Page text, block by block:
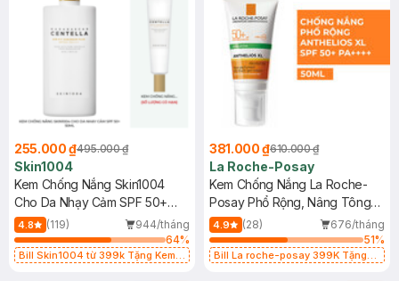
255.000 ₫495.000 ₫
Skin1004
Kem Chống Nắng Skin1004
Cho Da Nhạy Cảm SPF 50+
50ml
4.8 (119)
944/tháng
64%
Bill Skin1004 từ 399k Tặng Kem
381.000 ₫610.000 ₫
La Roche-Posay
Kem Chống Nắng La Roche-
Posay Phổ Rộng, Nâng Tông
Kiềm Dầu 50ml
4.9 (28)
676/tháng
51%
Bill La roche-posay 399K Tặng